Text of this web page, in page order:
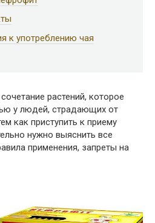
к употреблению чая
растений, которое
у людей, страдающих от
как приступить к приему
нужно выяснить все
применения, запреты на